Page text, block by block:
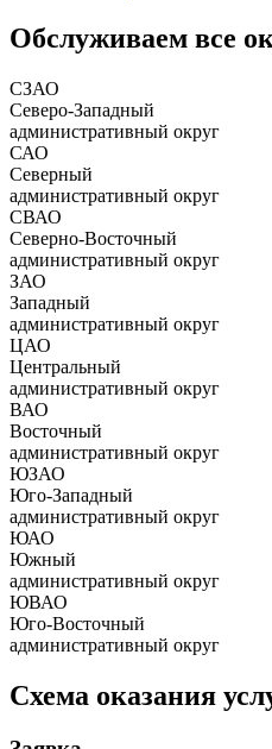
Обслуживаем все
СЗАО
Северо-Западный
административный округ
САО
Северный
административный округ
СВАО
Северно-Восточный
административный округ
ЗАО
Западный
административный округ
ЦАО
Центральный
административный округ
ВАО
Восточный
административный округ
ЮЗАО
Юго-Западный
административный округ
ЮАО
Южный
административный округ
ЮВАО
Юго-Восточный
административный округ
Схема оказания